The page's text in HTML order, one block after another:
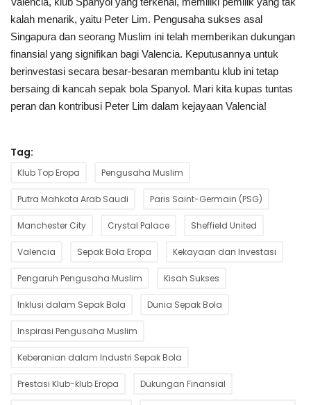
kalah menarik, yaitu Peter Lim. Pengusaha sukses asal
Singapura dan seorang Muslim ini telah memberikan dukungan
finansial yang signifikan bagi Valencia. Keputusannya untuk
berinvestasi secara besar-besaran membantu klub ini tetap
bersaing di kancah sepak bola Spanyol. Mari kita kupas tuntas
peran dan kontribusi Peter Lim dalam kejayaan Valencia!
Tag:
Klub Top Eropa Pengusaha Muslim
Putra Mahkota Arab Saudi Paris Saint-Germain (PSG)
Manchester City Crystal Palace Sheffield United
Valencia Sepak Bola Eropa Kekayaan dan Investasi
Pengaruh Pengusaha Muslim Kisah Sukses
Inklusi dalam Sepak Bola Dunia Sepak Bola
Inspirasi Pengusaha Muslim
Keberanian dalam Industri Sepak Bola
Prestasi Klub-klub Eropa Dukungan Finansial